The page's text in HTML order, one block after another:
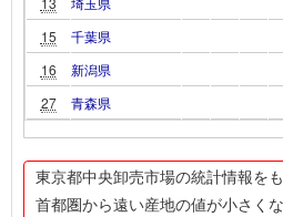
15
千葉県
16
新潟県
27
青森県
東京都中央卸売市場の統計情報を
首都圏から遠い産地の値が小さく